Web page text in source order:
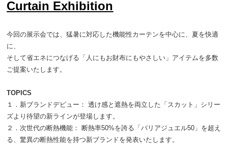
Curtain Exhibition
今回の展示会では、猛暑に対応した機能性カーテンを中心に、夏を快適
に、
そして省エネにつなげる「人にもお財布にもやさしい」アイテムを多数
ご提案いたします。
TOPICS
１． 新ブランドデビュー： 透け感と遮熱を両立した「スカット」シリー
ズより待望の新ラインが登場します。
２． 次世代の断熱機能： 断熱率50%を誇る「バリアジュエル50」を超え
る、驚異の断熱性能を持つ新ブランドを発表いたします。